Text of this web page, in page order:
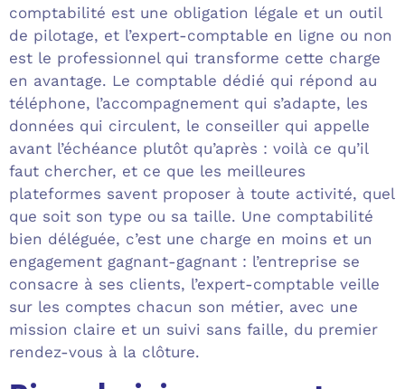
comptabilité est une obligation légale et un outil
de pilotage, et l’expert-comptable en ligne ou non
est le professionnel qui transforme cette charge
en avantage. Le comptable dédié qui répond au
téléphone, l’accompagnement qui s’adapte, les
données qui circulent, le conseiller qui appelle
avant l’échéance plutôt qu’après : voilà ce qu’il
faut chercher, et ce que les meilleures
plateformes savent proposer à toute activité, quel
que soit son type ou sa taille. Une comptabilité
bien déléguée, c’est une charge en moins et un
engagement gagnant-gagnant : l’entreprise se
consacre à ses clients, l’expert-comptable veille
sur les comptes chacun son métier, avec une
mission claire et un suivi sans faille, du premier
rendez-vous à la clôture.